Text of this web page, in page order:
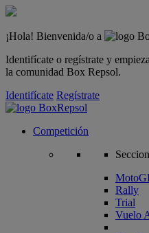
¡Hola! Bienvenida/o a
Identifícate o regístrate y
la comunidad Box Repsol.
Identifícate Regístrate
Competición
Rally
Trial
Vuelo